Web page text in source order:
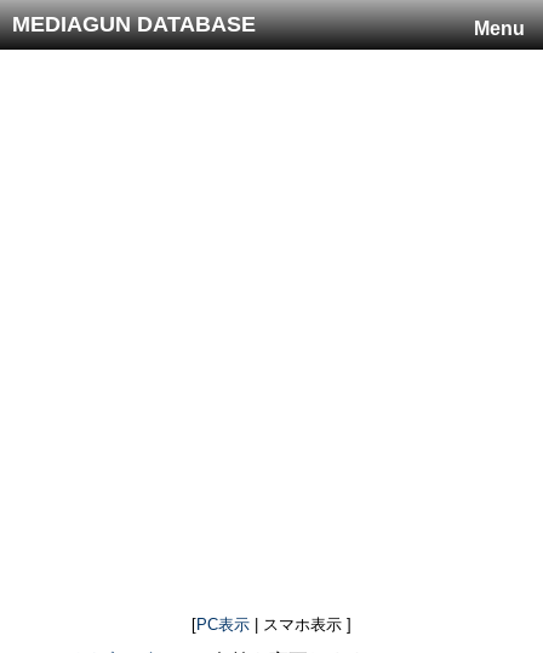
Menu
MEDIAGUN DATABASE
[PC表示 | スマホ表示 ]